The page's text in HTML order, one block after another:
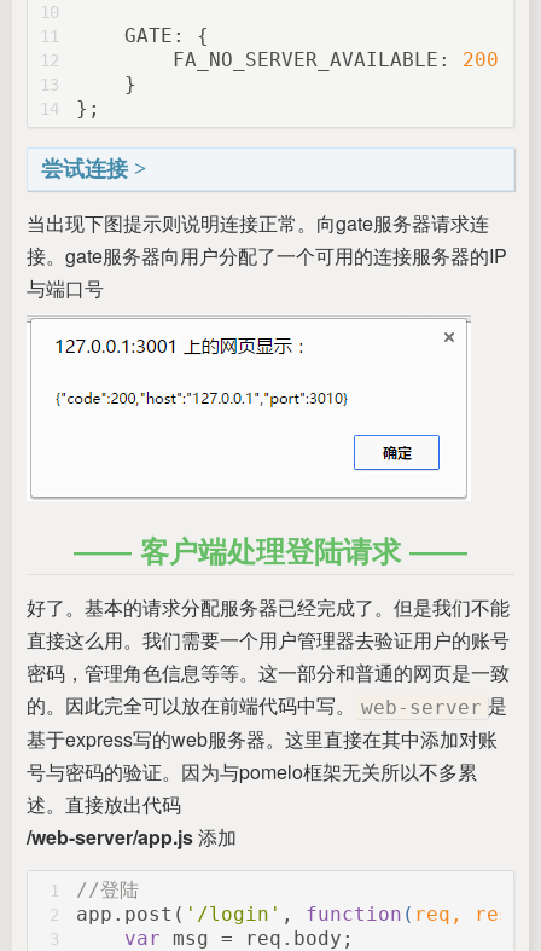
10
11
12
13
14
    GATE: {
        FA_NO_SERVER_AVAILABLE:
2001
    }
};
尝试连接
当出现下图提示则说明连接正常。向gate服务器请求连
接。gate服务器向用户分配了一个可用的连接服务器的IP
与端口号
客户端处理登陆请求
好了。基本的请求分配服务器已经完成了。但是我们不能
直接这么用。我们需要一个用户管理器去验证用户的账号
密码，管理角色信息等等。这一部分和普通的网页是一致
的。因此完全可以放在前端代码中写。
web-server 是
基于express写的web服务器。这里直接在其中添加对账
号与密码的验证。因为与pomelo框架无关所以不多累
述。直接放出代码
/web-server/app.js添加
1
2
3
//登陆
app.post( '/login' , function ( req, res
var msg = req.body;